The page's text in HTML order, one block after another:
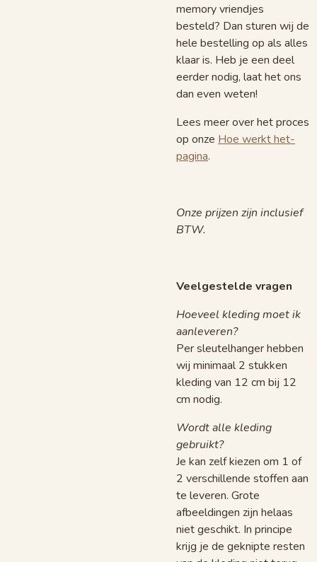
memory vriendjes
besteld? Dan sturen wij de
hele bestelling op als alles
klaar is. Heb je een deel
eerder nodig, laat het ons
dan even weten!
Lees meer over het proces
op onze Hoe werkt het-
pagina.
Onze prijzen zijn inclusief
BTW.
Veelgestelde vragen
Hoeveel kleding moet ik
aanleveren?
Per sleutelhanger hebben
wij minimaal 2 stukken
kleding van 12 cm bij 12
cm nodig.
Wordt alle kleding
gebruikt?
Je kan zelf kiezen om 1 of
2 verschillende stoffen aan
te leveren. Grote
afbeeldingen zijn helaas
niet geschikt. In principe
krijg je de geknipte resten